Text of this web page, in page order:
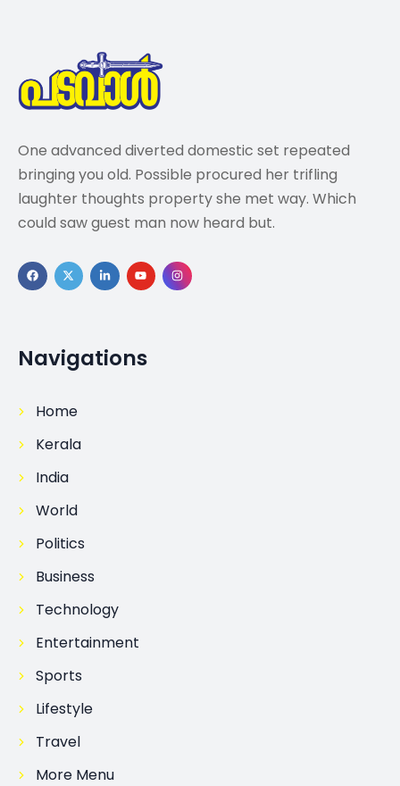
One advanced diverted domestic set repeated
bringing you old. Possible procured her trifling
laughter thoughts property she met way. Which
could saw guest man now heard but.
Navigations
Home
Kerala
India
World
Politics
Business
Technology
Entertainment
Sports
Lifestyle
Travel
More Menu